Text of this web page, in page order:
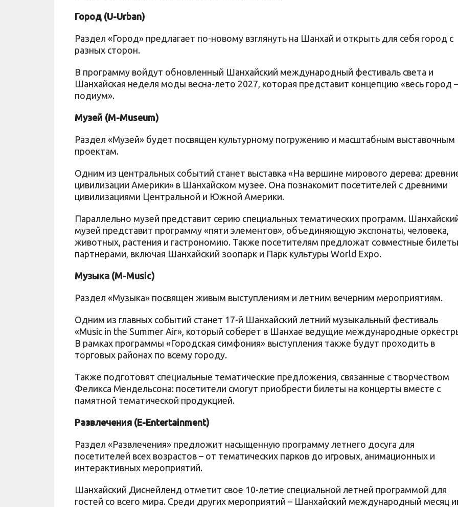
Город (U-Urban)
Раздел «Город» предлагает по-новому взглянуть на Шанхай и открыть для себя город с
разных сторон.
В программу войдут обновленный Шанхайский международный фестиваль света и
Шанхайская неделя моды весна-лето 2027, которая представит концепцию «весь город –
подиум».
Музей (M-Museum)
Раздел «Музей» будет посвящен культурному погружению и масштабным выставочным
проектам.
Одним из центральных событий станет выставка «На вершине мирового дерева:
цивилизации Америки» в Шанхайском музее. Она познакомит посетителей с древними
цивилизациями Центральной и Южной Америки.
Параллельно музей представит серию специальных тематических программ.
музей представит программу «пяти элементов», объединяющую экспонаты, человека,
животных, растения и гастрономию. Также посетителям предложат совместные
партнерами, включая Шанхайский зоопарк и Парк культуры World Expo.
Музыка (M-Music)
Раздел «Музыка» посвящен живым выступлениям и летним вечерним мероприятиям.
Одним из главных событий станет 17-й Шанхайский летний музыкальный фестиваль
«Music in the Summer Air», который соберет в Шанхае ведущие международные
В рамках программы «Городская симфония» выступления также будут проходить в
торговых районах по всему городу.
Также подготовят специальные тематические предложения, связанные с творчеством
Феликса Мендельсона: посетители смогут приобрести билеты на концерты вместе с
памятной тематической продукцией.
Развлечения (E-Entertainment)
Раздел «Развлечения» предложит насыщенную программу летнего досуга для
посетителей всех возрастов – от тематических парков до игровых, анимационных и
интерактивных мероприятий.
Шанхайский Диснейленд отметит свое 10-летие специальной летней программой для
гостей со всего мира. Среди других мероприятий – Шанхайский международный месяц